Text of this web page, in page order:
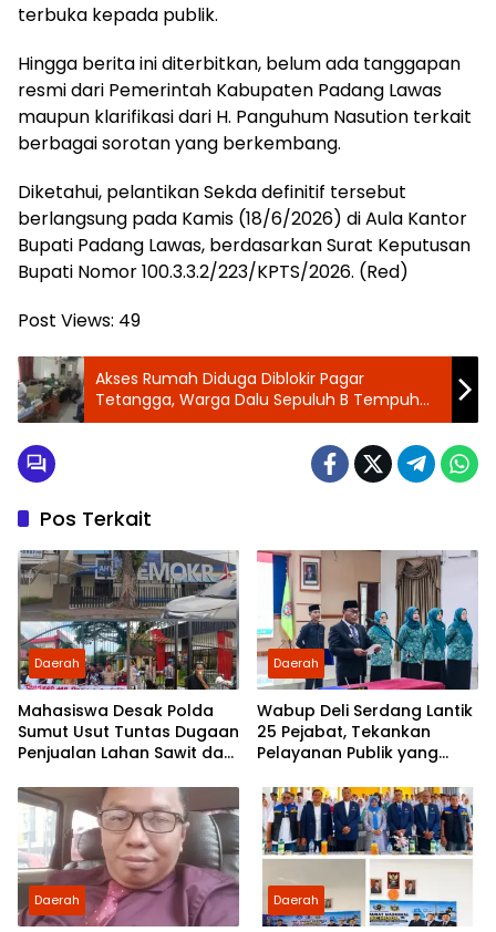
terbuka kepada publik.
Hingga berita ini diterbitkan, belum ada tanggapan
resmi dari Pemerintah Kabupaten Padang Lawas
maupun klarifikasi dari H. Panguhum Nasution terkait
berbagai sorotan yang berkembang.
‎Diketahui, pelantikan Sekda definitif tersebut
berlangsung pada Kamis (18/6/2026) di Aula Kantor
Bupati Padang Lawas, berdasarkan Surat Keputusan
Bupati Nomor 100.3.3.2/223/KPTS/2026. (Red)
Post Views: 49
Akses Rumah Diduga Diblokir Pagar
Tetangga, Warga Dalu Sepuluh B Tempuh
Jalur Hukum ke LBH PAN
Pos Terkait
Daerah
Mahasiswa Desak Polda
Sumut Usut Tuntas Dugaan
Penjualan Lahan Sawit dan
Partai Demokrat Sumut
Daerah
Wabup Deli Serdang Lantik
25 Pejabat, Tekankan
Pelayanan Publik yang
Daerah Daerah